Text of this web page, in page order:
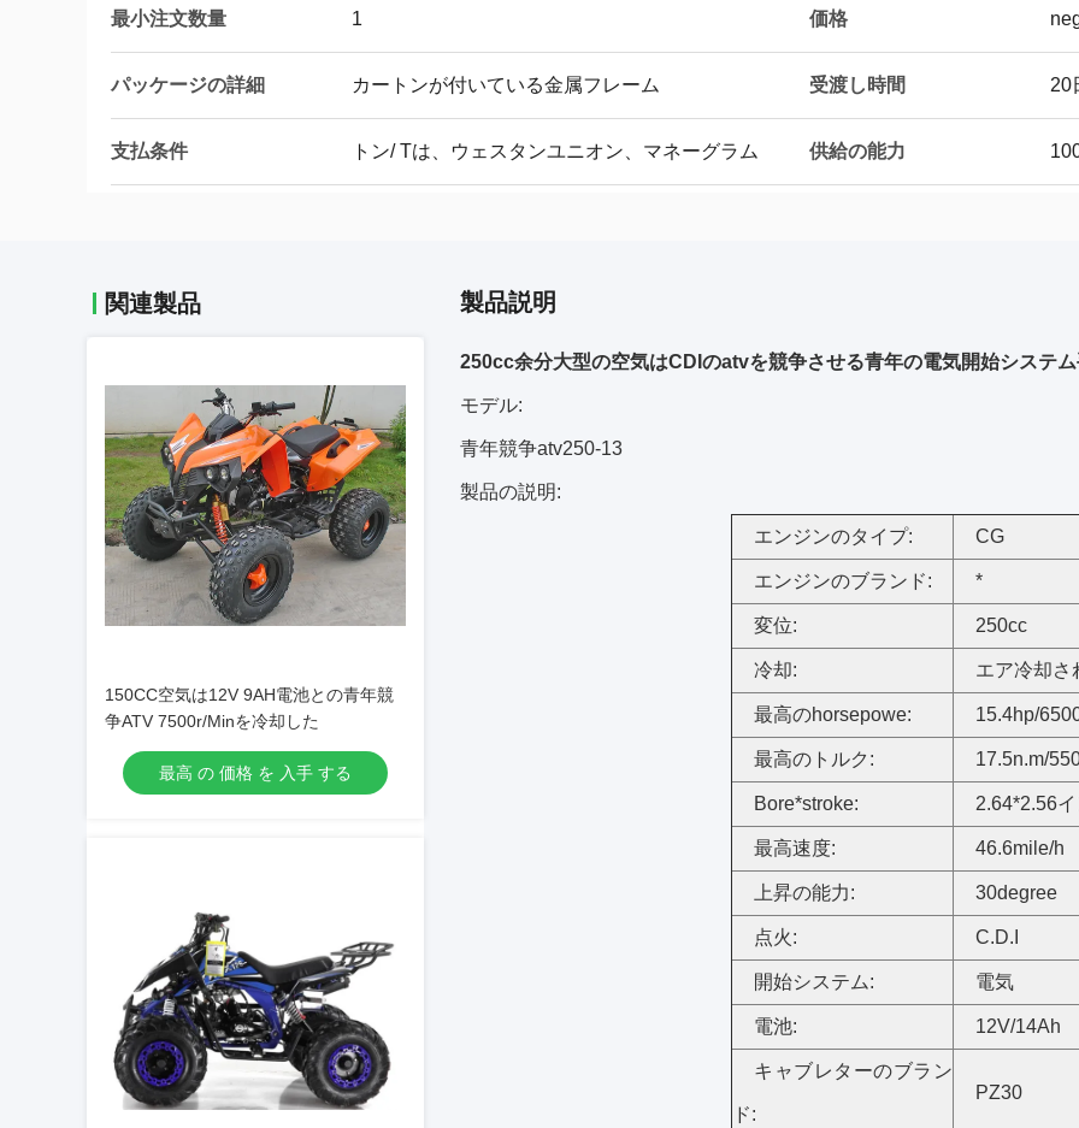
最小注文数量 1 価格
パッケージの詳細 カートンが付いている金属フレーム 受渡し時間 20
支払条件 トン/ Tは、ウェスタンユニオン、マネーグラム 供給の能力
関連製品
150CC空気は12V 9AH電池との青年競
争ATV 7500r/Minを冷却した
最高 の 価格 を 入手 する
製品説明
250cc余分大型の空気はCDIのatvを競争させる青年の電気開始システ
モデル:
青年競争atv250-13
製品の説明:
エンジンのタイプ: CG
エンジンのブランド: *
変位: 250cc
冷却: エア冷却さ
最高のhorsepowe: 15.4hp/
最高のトルク: 17.5n.m/
Bore*stroke: 2.64*2.56
最高速度: 46.6mile/h
上昇の能力: 30degree
点火: C.D.I
開始システム: 電気
電池: 12V/14Ah
キャブレターのブラン
ド:
PZ30